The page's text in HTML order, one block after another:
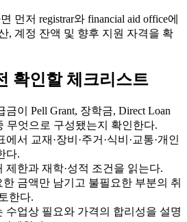
먼저 registrar와 financial aid office에
, 계정 잔액 및 향후 지원 자격을 확
확인할 체크리스트
이 Pell Grant, 장학금, Direct Loan
무엇으로 구성됐는지 확인한다.
서 교재·장비·주거·식비·교통·개인
다.
제한과 재학·성적 조건을 읽는다.
금액만 남기고 불필요한 부분의 취
한다.
수업상 필요와 가격의 합리성을 설명